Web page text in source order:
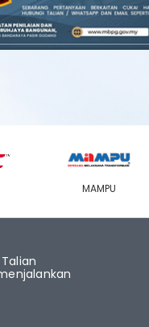
Next
MAMPU